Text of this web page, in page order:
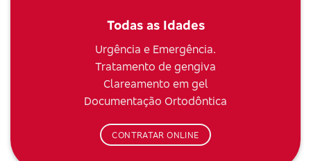
Todas as Idades
Urgência e Emergência.
Tratamento de gengiva
Clareamento em gel
Documentação Ortodôntica
CONTRATAR ONLINE